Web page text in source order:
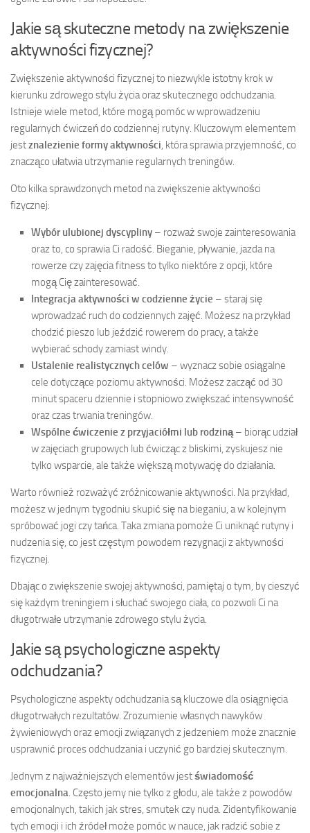
Jakie są skuteczne metody na zwiększenie
aktywności fizycznej?
Zwiększenie aktywności fizycznej to niezwykle istotny krok w
kierunku zdrowego stylu życia oraz skutecznego odchudzania.
Istnieje wiele metod, które mogą pomóc w wprowadzeniu
regularnych ćwiczeń do codziennej rutyny. Kluczowym elementem
jestznalezienie formy aktywności, która sprawia przyjemność, co
znacząco ułatwia utrzymanie regularnych treningów.
Oto kilka sprawdzonych metod na zwiększenie aktywności
fizycznej:
Wybór ulubionej dyscypliny – rozważ swoje zainteresowania
oraz to, co sprawia Ci radość. Bieganie, pływanie, jazda na
rowerze czy zajęcia fitness to tylko niektóre z opcji, które
mogą Cię zainteresować.
Integracja aktywności w codzienne życie – staraj się
wprowadzać ruch do codziennych zajęć. Możesz na przykład
chodzić pieszo lub jeździć rowerem do pracy, a także
wybierać schody zamiast windy.
Ustalenie realistycznych celów – wyznacz sobie osiągalne
cele dotyczące poziomu aktywności. Możesz zacząć od 30
minut spaceru dziennie i stopniowo zwiększać intensywność
oraz czas trwania treningów.
Wspólne ćwiczenie z przyjaciółmi lub rodziną– biorąc udział
w zajęciach grupowych lub ćwicząc z bliskimi, zyskujesz nie
tylko wsparcie, ale także większą motywację do działania.
Warto również rozważyć zróżnicowanie aktywności. Na przykład,
możesz w jednym tygodniu skupić się na bieganiu, a w kolejnym
spróbować jogi czy tańca. Taka zmiana pomoże Ci uniknąć rutyny i
nudzenia się, co jest częstym powodem rezygnacji z aktywności
fizycznej.
Dbając o zwiększenie swojej aktywności, pamiętaj o tym, by cieszyć
się każdym treningiem i słuchać swojego ciała, co pozwoli Ci na
długotrwałe utrzymanie zdrowego stylu życia.
Jakie są psychologiczne aspekty
odchudzania?
Psychologiczne aspekty odchudzania są kluczowe dla osiągnięcia
długotrwałych rezultatów. Zrozumienie własnych nawyków
żywieniowych oraz emocji związanych z jedzeniem może znacznie
usprawnić proces odchudzania i uczynić go bardziej skutecznym.
Jednym z najważniejszych elementów jestświadomość
emocjonalna. Często jemy nie tylko z głodu, ale także z powodów
emocjonalnych, takich jak stres, smutek czy nuda. Zidentyfikowanie
tych emocji i ich źródeł może pomóc w nauce, jak radzić sobie z